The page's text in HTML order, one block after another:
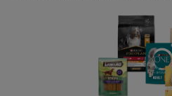
©Reg. Trademark of Nestlé S.A.